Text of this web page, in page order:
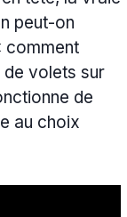
peut-on
comment
de volets sur
de
au choix